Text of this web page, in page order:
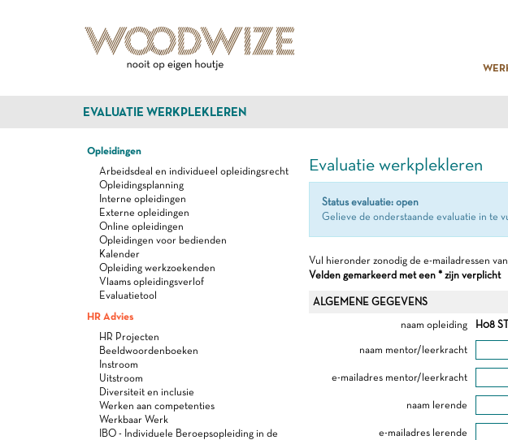
EVALUATIE WERKPLEKLEREN
Opleidingen
Arbeidsdeal en individueel opleidingsrecht
Opleidingsplanning
Interne opleidingen
Externe opleidingen
Online opleidingen
Opleidingen voor bedienden
Kalender
Opleiding werkzoekenden
Vlaams opleidingsverlof
Evaluatietool
HR Advies
HR Projecten
Beeldwoordenboeken
Instroom
Uitstroom
Diversiteit en inclusie
Werken aan competenties
Werkbaar Werk
IBO - Individuele Beroepsopleiding in de
Evaluatie werkplekleren
Status evaluatie: open
Gelieve de onderstaande evaluatie in te
Vul hieronder zonodig de e-mailadressen
Velden gemarkeerd met een * zijn verplicht
ALGEMENE GEGEVENS
naam opleiding
H08
naam mentor/leerkracht
e-mailadres mentor/leerkracht
naam lerende
e-mailadres lerende